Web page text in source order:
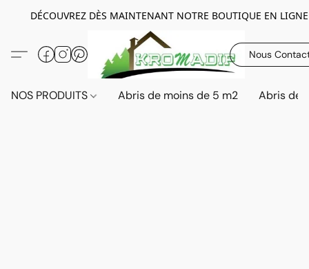
DÉCOUVREZ DÈS MAINTENANT NOTRE BOUTIQUE EN LIGNE
Nous
NOS PRODUITS Abris de moins de 5 m2 Abris de